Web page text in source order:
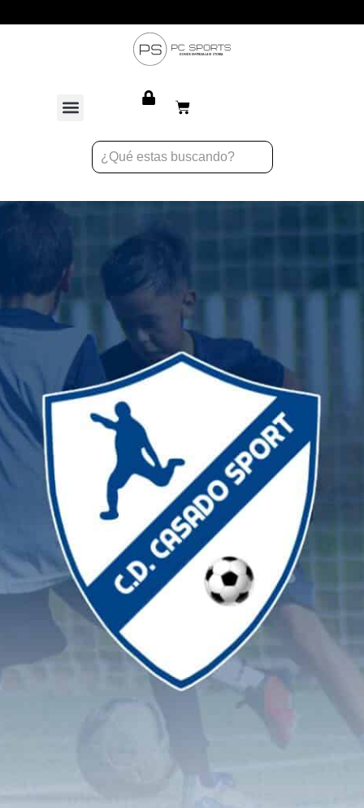
Atención personalizada para equipos